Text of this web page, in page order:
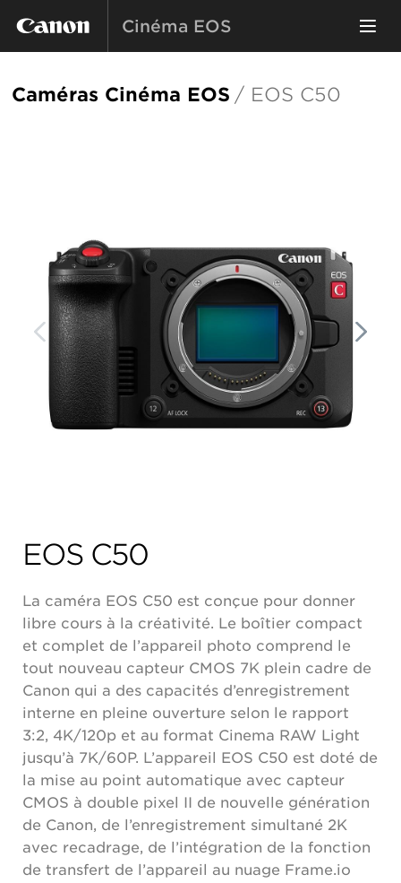
Cinéma EOS
Caméras Cinéma EOS / EOS C50
EOS C50
La caméra EOS C50 est conçue pour donner
libre cours à la créativité. Le boîtier compact
et complet de l’appareil photo comprend le
tout nouveau capteur CMOS 7K plein cadre de
Canon qui a des capacités d’enregistrement
interne en pleine ouverture selon le rapport
3:2, 4K/120p et au format Cinema RAW Light
jusqu’à 7K/60P. L’appareil EOS C50 est doté de
la mise au point automatique avec capteur
CMOS à double pixel II de nouvelle génération
de Canon, de l’enregistrement simultané 2K
avec recadrage, de l’intégration de la fonction
de transfert de l’appareil au nuage Frame.io